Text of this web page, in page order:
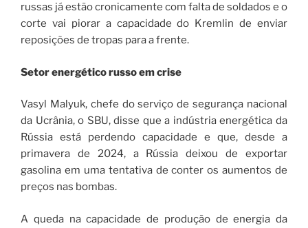
russas já estão cronicamente com falta de soldados e o
corte vai piorar a capacidade do Kremlin de enviar
reposições de tropas para a frente.
Setor energético russo em crise
Vasyl Malyuk, chefe do serviço de segurança nacional
da Ucrânia, o SBU, disse que a indústria energética da
Rússia está perdendo capacidade e que, desde a
primavera de 2024, a Rússia deixou de exportar
gasolina em uma tentativa de conter os aumentos de
preços nas bombas.
A queda na capacidade de produção de energia da